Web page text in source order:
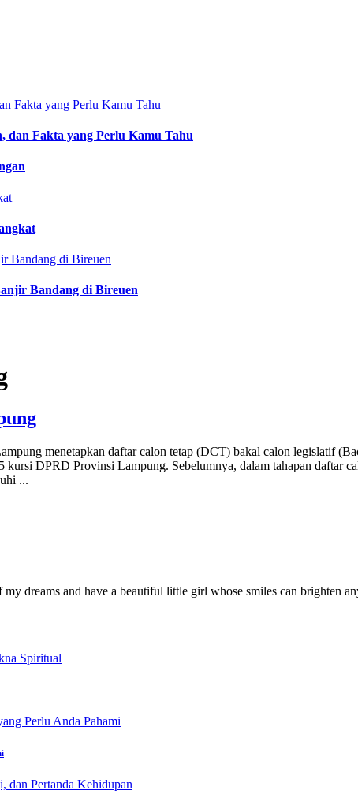
dan Fakta yang Perlu Kamu Tahu
Bandang di Bireuen
menetapkan daftar calon tetap (DCT) bakal calon legislatif
DPRD Provinsi Lampung. Sebelumnya, dalam tahapan daftar
...
dreams and have a beautiful little girl whose smiles can brighten